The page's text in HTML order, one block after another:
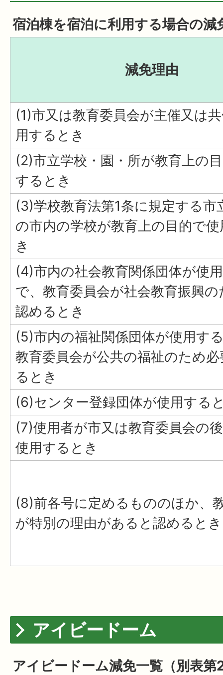
宿泊棟を宿泊に利用する場合の減
減免理由
(1)市又は教育委員会が主催又は
用するとき
(2)市立学校・園・所が教育上の
するとき
(3)学校教育法第1条に規定する市
の市内の学校が教育上の目的で
き
(4)市内の社会教育関係団体が使
で、教育委員会が社会教育振興
認めるとき
(5)市内の福祉関係団体が使用す
教育委員会が公共の福祉のため
るとき
(6)センター登録団体が使用する
(7)使用者が市又は教育委員会の
使用するとき
(8)前各号に定めるもののほか、
が特別の理由があると認めるとき
アイビードーム
アイビードーム減免一覧（別表第